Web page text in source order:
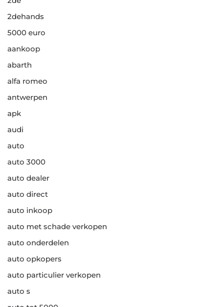
2dehands
5000 euro
aankoop
abarth
alfa romeo
antwerpen
apk
audi
auto
auto 3000
auto dealer
auto direct
auto inkoop
auto met schade verkopen
auto onderdelen
auto opkopers
auto particulier verkopen
auto s